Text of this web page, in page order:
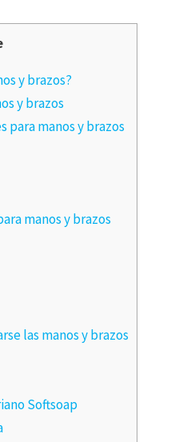
y brazos?
y brazos
para manos y brazos
manos y brazos
las manos y brazos
Softsoap